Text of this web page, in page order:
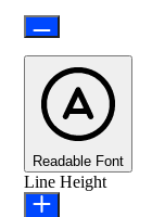
Readable Font
Line Height